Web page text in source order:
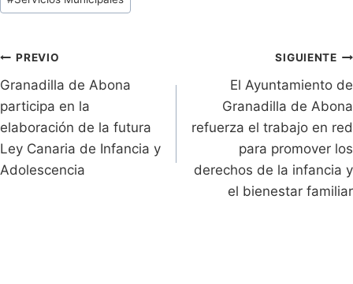
ri
dl
y
y
k
s
p
de
Navegación
de
entradas
PREVIO
Granadilla de Abona
participa en la
elaboración de la futura
Ley Canaria de Infancia y
Adolescencia
SIGUIENTE
El Ayuntamiento de
Granadilla de Abona
refuerza el trabajo en red
para promover los
derechos de la infancia y
el bienestar familiar